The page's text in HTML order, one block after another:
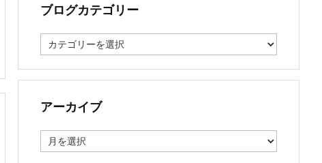
ブログカテゴリー
ロ
カ
ゴ
ー
アーカイブ
ー